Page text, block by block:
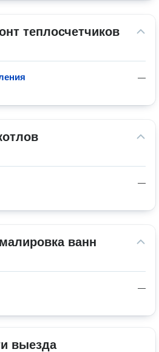
теплосчетчиков
—
—
ванн
—
выезда